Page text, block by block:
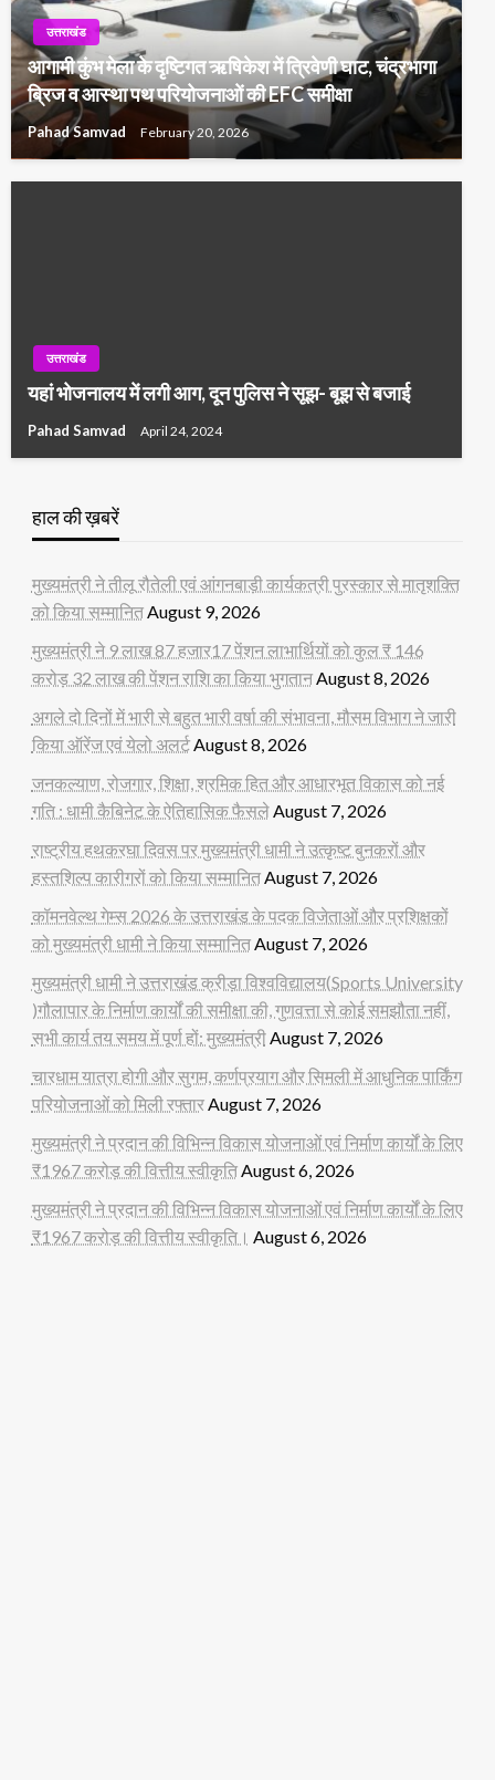
उत्तराखंड
आगामी कुंभ मेला के दृष्टिगत ऋषिकेश में त्रिवेणी घाट, चंद्रभागा
ब्रिज व आस्था पथ परियोजनाओं की EFC समीक्षा
Pahad Samvad February 20, 2026
उत्तराखंड
यहां भोजनालय में लगी आग, दून पुलिस ने सूझ- बूझ से बजाई
Pahad Samvad April 24, 2024
हाल की ख़बरें
मुख्यमंत्री ने तीलू रौतेली एवं आंगनबाड़ी कार्यकत्री पुरस्कार से मातृशक्ति
को किया सम्मानितAugust 9, 2026
मुख्यमंत्री ने 9 लाख 87 हजार17 पेंशन लाभार्थियों को कुल ₹ 146
करोड़ 32 लाख की पेंशन राशि का किया भुगतानAugust 8, 2026
अगले दो दिनों में भारी से बहुत भारी वर्षा की संभावना, मौसम विभाग ने जारी
किया ऑरेंज एवं येलो अलर्टAugust 8, 2026
जनकल्याण, रोजगार, शिक्षा, श्रमिक हित और आधारभूत विकास को नई
गति : धामी कैबिनेट के ऐतिहासिक फैसलेAugust 7, 2026
राष्ट्रीय हथकरघा दिवस पर मुख्यमंत्री धामी ने उत्कृष्ट बुनकरों और
हस्तशिल्प कारीगरों को किया सम्मानितAugust 7, 2026
कॉमनवेल्थ गेम्स 2026 के उत्तराखंड के पदक विजेताओं और प्रशिक्षकों
को मुख्यमंत्री धामी ने किया सम्मानितAugust 7, 2026
मुख्यमंत्री धामी ने उत्तराखंड क्रीड़ा विश्वविद्यालय(Sports University
)गौलापार के निर्माण कार्यों की समीक्षा की, गुणवत्ता से कोई समझौता नहीं,
सभी कार्य तय समय में पूर्ण हों: मुख्यमंत्रीAugust 7, 2026
चारधाम यात्रा होगी और सुगम, कर्णप्रयाग और सिमली में आधुनिक पार्किंग
परियोजनाओं को मिली रफ्तारAugust 7, 2026
मुख्यमंत्री ने प्रदान की विभिन्न विकास योजनाओं एवं निर्माण कार्यों के लिए
₹1967 करोड़ की वित्तीय स्वीकृतिAugust 6, 2026
मुख्यमंत्री ने प्रदान की विभिन्न विकास योजनाओं एवं निर्माण कार्यों के लिए
₹1967 करोड़ की वित्तीय स्वीकृति। August 6, 2026